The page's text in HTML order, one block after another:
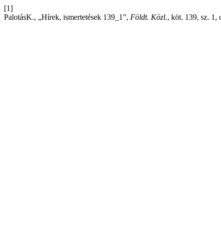
[1]
PalotásK., „Hírek, ismertetések 139_1”, Földt. Közl., köt. 139, sz. 1,